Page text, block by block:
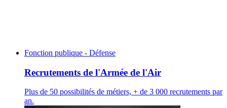
Fonction publique - Défense
Recrutements de l'Armée de l'Air
Plus de 50 possibilités de métiers, + de 3 000 recrutements par
an.